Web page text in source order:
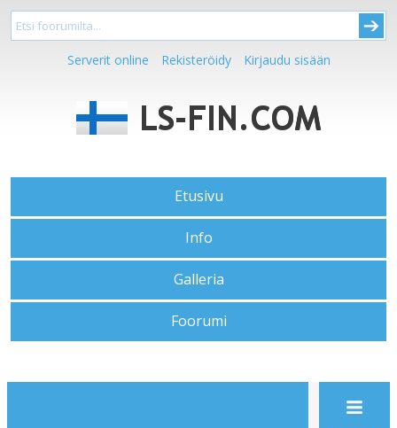
Serverit online Rekisteröidy Kirjaudu sisään
Etusivu
Info
Galleria
Foorumi